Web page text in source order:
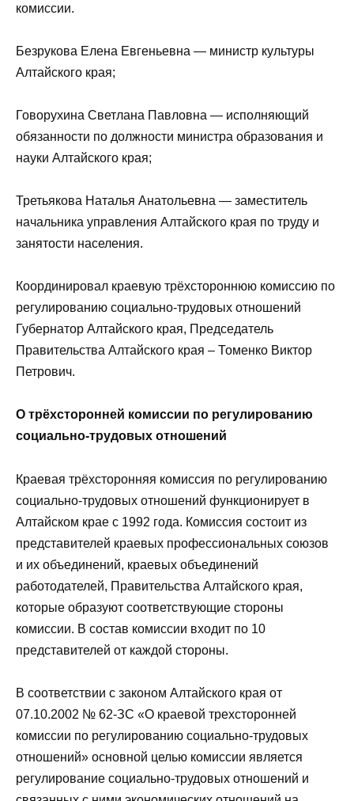
комиссии.
Безрукова Елена Евгеньевна — министр культуры
Алтайского края;
Говорухина Светлана Павловна — исполняющий
обязанности по должности министра образования и
науки Алтайского края;
Третьякова Наталья Анатольевна — заместитель
начальника управления Алтайского края по труду и
занятости населения.
Координировал краевую трёхстороннюю комиссию по
регулированию социально-трудовых отношений
Губернатор Алтайского края, Председатель
Правительства Алтайского края – Томенко Виктор
Петрович.
О трёхсторонней комиссии по регулированию
социально-трудовых отношений
Краевая трёхсторонняя комиссия по регулированию
социально-трудовых отношений функционирует в
Алтайском крае с 1992 года. Комиссия состоит из
представителей краевых профессиональных союзов
и их объединений, краевых объединений
работодателей, Правительства Алтайского края,
которые образуют соответствующие стороны
комиссии. В состав комиссии входит по 10
представителей от каждой стороны.
В соответствии с законом Алтайского края от
07.10.2002 № 62-ЗС «О краевой трехсторонней
комиссии по регулированию социально-трудовых
отношений» основной целью комиссии является
регулирование социально-трудовых отношений и